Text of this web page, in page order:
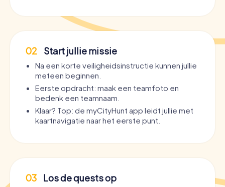
02 Start jullie missie
Na een korte veiligheidsinstructie kunnen jullie
meteen beginnen.
Eerste opdracht: maak een teamfoto en
bedenk een teamnaam.
Klaar? Top: de myCityHunt app leidt jullie met
kaartnavigatie naar het eerste punt.
03 Los de quests op